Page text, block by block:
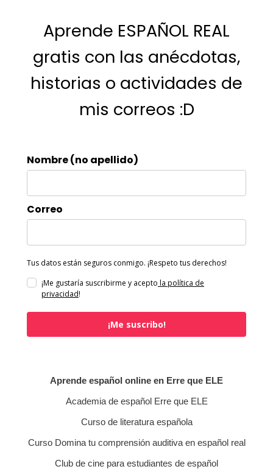
Aprende ESPAÑOL REAL
gratis con las anécdotas,
historias o actividades de
mis correos :D
Nombre (no apellido)
Correo
Tus datos están seguros conmigo. ¡Respeto tus derechos!
¡Me gustaría suscribirme y acepto la política de
privacidad!
¡Me suscribo!
Aprende español online en Erre que ELE
Academia de español Erre que ELE
Curso de literatura española
Curso Domina tu comprensión auditiva en español real
Club de cine para estudiantes de español